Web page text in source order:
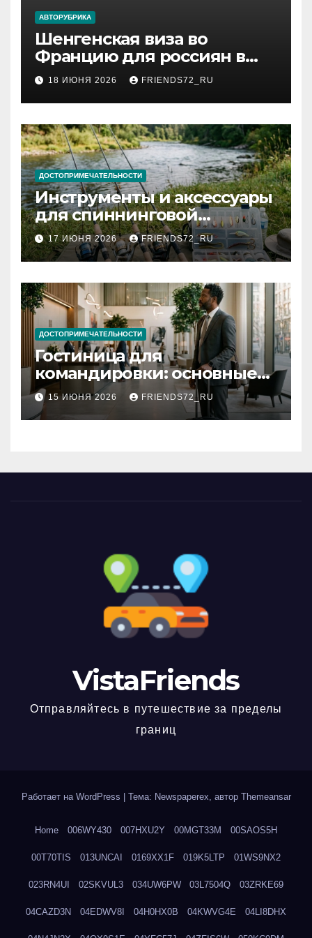
АВТОРУБРИКА
Шенгенская виза во
Францию для россиян в
2026 году: сроки от 3 дней
и список необходимых
документов
18 ИЮНЯ 2026 FRIENDS72_RU
ДОСТОПРИМЕЧАТЕЛЬНОСТИ
Инструменты и аксессуары
для спиннинговой
рыбалки: назначение и
типы
17 ИЮНЯ 2026 FRIENDS72_RU
ДОСТОПРИМЕЧАТЕЛЬНОСТИ
Гостиница для
командировки: основные
критерии выбора
15 ИЮНЯ 2026 FRIENDS72_RU
VistaFriends
Отправляйтесь в путешествие за пределы
границ
Работает на WordPress Тема: Newspaperex, автор Themeansar
Home 006WY430 007HXU2Y 00MGT33M 00SAOS5H
00T70TIS 013UNCAI 0169XX1F 019K5LTP 01WS9NX2
023RN4UI 02SKVUL3 034UW6PW 03L7504Q 03ZRKE69
04CAZD3N 04EDWV8I 04H0HX0B 04KWVG4E 04LI8DHX